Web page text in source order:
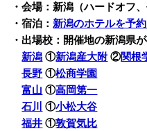
・会場：新潟（ハードオフ
・宿泊： 新潟のホテルを予
・出場校： 開催地の新潟県
新潟 ①新潟産大附 ②関根
長野 ①松商学園
富山 ①高岡第一
石川
①小松大谷
福井 ①敦賀気比